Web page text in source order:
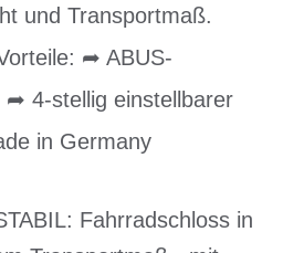
und Transportmaß.
➦ ABUS-
➦ 4-stellig einstellbarer
in Germany
Fahrradschloss in